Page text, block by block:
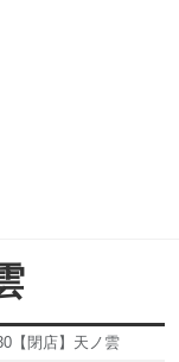
【閉店】天ノ雲